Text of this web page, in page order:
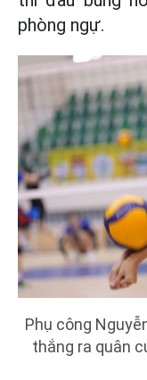
phòng ngự.
Phụ công
thắng ra quân